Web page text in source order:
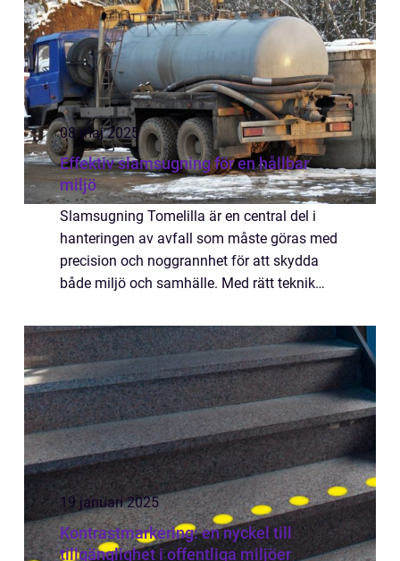
08 maj 2025
Effektiv slamsugning för en hållbar
miljö
Slamsugning Tomelilla är en central del i
hanteringen av avfall som måste göras med
precision och noggrannhet för att skydda
både miljö och samhälle. Med rätt teknik
19 januari 2025
Kontrastmarkering: en nyckel till
tillgänglighet i offentliga miljöer